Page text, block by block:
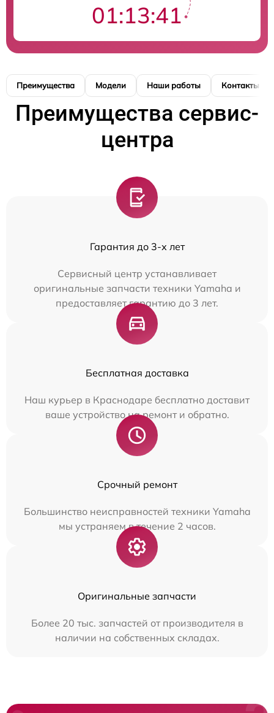
01:13:41
Преимущества Модели Наши работы Контакты
Преимущества сервис-
центра
Гарантия до 3-х лет
Сервисный центр устанавливает
оригинальные запчасти техники Yamaha и
предоставляет гарантию до 3 лет.
Бесплатная доставка
Наш курьер в Краснодаре бесплатно доставит
ваше устройство на ремонт и обратно.
Срочный ремонт
Большинство неисправностей техники Yamaha
мы устраняем в течение 2 часов.
Оригинальные запчасти
Более 20 тыс. запчастей от производителя в
наличии на собственных складах.